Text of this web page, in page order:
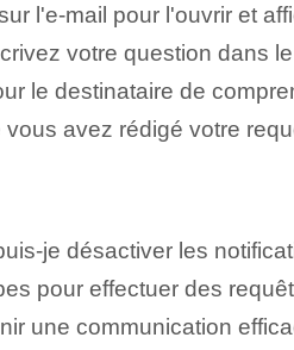
l'e-mail pour l'ouvrir et
votre question dans
le destinataire de
vous avez rédigé votre
je désactiver les
pour effectuer des
une communication